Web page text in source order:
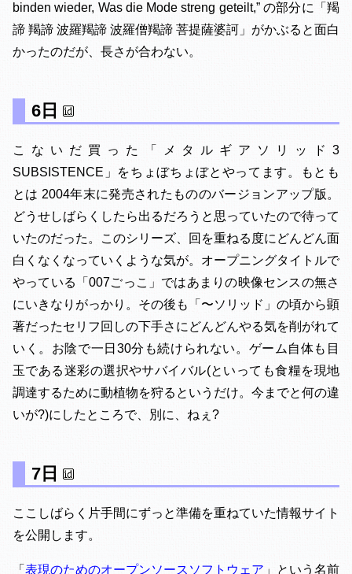
binden wieder, Was die Mode streng geteilt,” の部分に「羯
諦 羯諦 波羅羯諦 波羅僧羯諦 菩提薩婆訶」がかぶると面白
かったのだが、長さが合わない。
6日
こないだ買った「メタルギアソリッド3
SUBSISTENCE」をちょぼちょぼとやってます。もとも
とは 2004年末に発売されたもののバージョンアップ版。
どうせしばらくしたら出るだろうと思っていたので待って
いたのだった。このシリーズ、回を重ねる度にどんどん面
白くなくなっていくような気が。オープニングタイトルで
やっている「007ごっこ」ではあまりの映像センスの無さ
にいきなりがっかり。その後も「〜ソリッド」の頃から顕
著だったセリフ回しの下手さにどんどんやる気を削がれて
いく。お陰で一日30分も続けられない。ゲーム自体も目
玉である迷彩の選択やサバイバル(といっても食糧を現地
調達するために動植物を狩るというだけ。今までと何の違
いが?)にしたところで、別に、ねぇ?
7日
ここしばらく片手間にずっと準備を重ねていた情報サイト
を公開します。
「 表現のためのオープンソースソフトウェア 」という名前